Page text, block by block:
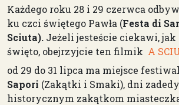
Każdego roku 28 i 29 czerwca
ku czci świętego Pawła (Festa di
Sciuta). Jeżeli jesteście ciekawi,
święto, obejrzyjcie ten filmik A
od 29 do 31 lipca ma miejsce festiwal
Sapori (Zakątki i Smaki), dni
historycznym zakątkom